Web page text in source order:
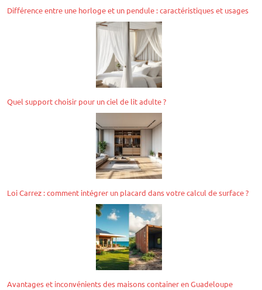
Différence entre une horloge et un pendule : caractéristiques et usages
Quel support choisir pour un ciel de lit adulte ?
Loi Carrez : comment intégrer un placard dans votre calcul de surface ?
Avantages et inconvénients des maisons container en Guadeloupe